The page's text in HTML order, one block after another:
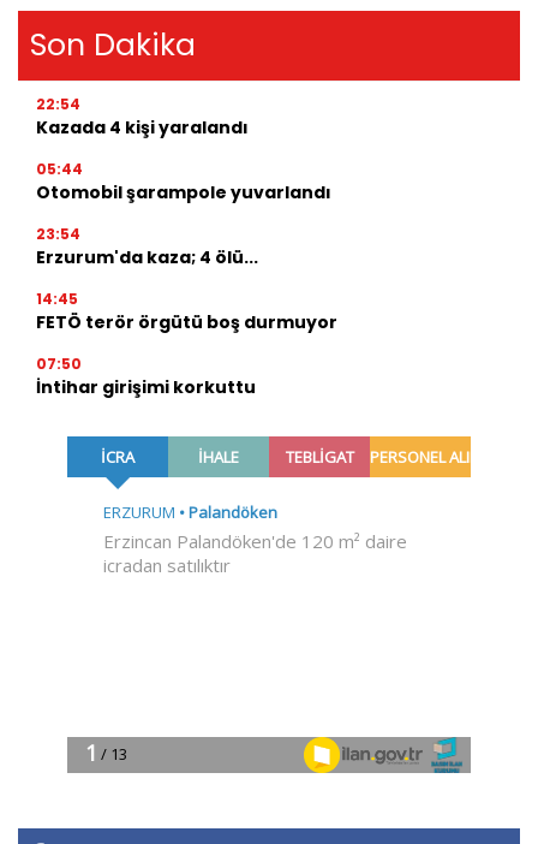
Son Dakika
22:54
Kazada 4 kişi yaralandı
05:44
Otomobil şarampole yuvarlandı
23:54
Erzurum'da kaza; 4 ölü...
14:45
FETÖ terör örgütü boş durmuyor
07:50
İntihar girişimi korkuttu